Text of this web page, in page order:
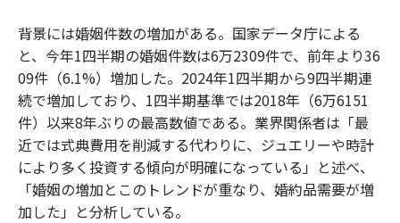
背景には婚姻件数の増加がある。国家データ庁による
と、今年1四半期の婚姻件数は6万2309件で、前年より36
09件（6.1%）増加した。2024年1四半期から9四半期連
続で増加しており、1四半期基準では2018年（6万6151
件）以来8年ぶりの最高数値である。業界関係者は「最
近では式典費用を削減する代わりに、ジュエリーや時計
により多く投資する傾向が明確になっている」と述べ、
「婚姻の増加とこのトレンドが重なり、婚約品需要が増
加した」と分析している。